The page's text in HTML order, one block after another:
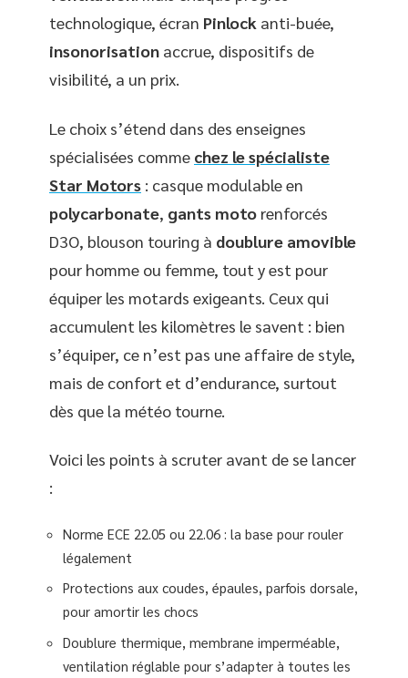
technologique, écran Pinlock anti-buée,
insonorisation accrue, dispositifs de
visibilité, a un prix.
Le choix s’étend dans des enseignes
spécialisées comme chez le spécialiste
Star Motors : casque modulable en
polycarbonate, gants moto renforcés
D3O, blouson touring à doublure amovible
pour homme ou femme, tout y est pour
équiper les motards exigeants. Ceux qui
accumulent les kilomètres le savent : bien
s’équiper, ce n’est pas une affaire de style,
mais de confort et d’endurance, surtout
dès que la météo tourne.
Voici les points à scruter avant de se lancer
:
Norme ECE 22.05 ou 22.06 : la base pour rouler
légalement
Protections aux coudes, épaules, parfois dorsale,
pour amortir les chocs
Doublure thermique, membrane imperméable,
ventilation réglable pour s’adapter à toutes les